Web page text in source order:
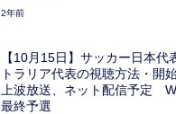
2年前
【10月15日】サッカー日本代
トラリア代表の視聴方法・開
上波放送、ネット配信予定
最終予選